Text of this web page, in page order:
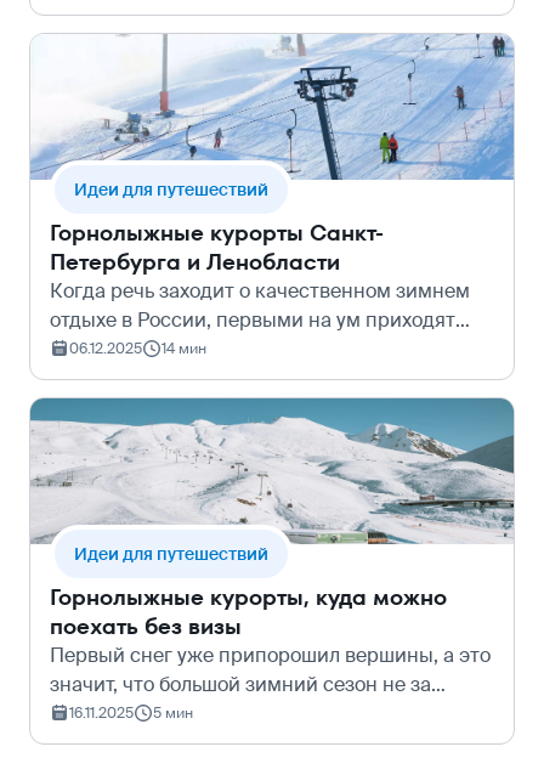
страховке многие вспоминают только в
кабинете травматолога, когда видят счёт за
Идеи для путешествий
Горнолыжные курорты Санкт-
Петербурга и Ленобласти
Когда речь заходит о качественном зимнем
отдыхе в России, первыми на ум приходят
величественный Кавказ, снежный Шерегеш
или суровые Хибины . Однако коренные
секрет…
06.12.2025 14 мин
Идеи для путешествий
Горнолыжные курорты, куда можно
поехать без визы
Первый снег уже припорошил вершины, а это
значит, что большой зимний сезон не за
горами. Соцсети скоро наполнятся
фотографиями в блестящих шлемах, а в ушах
16.11.2025 5 мин